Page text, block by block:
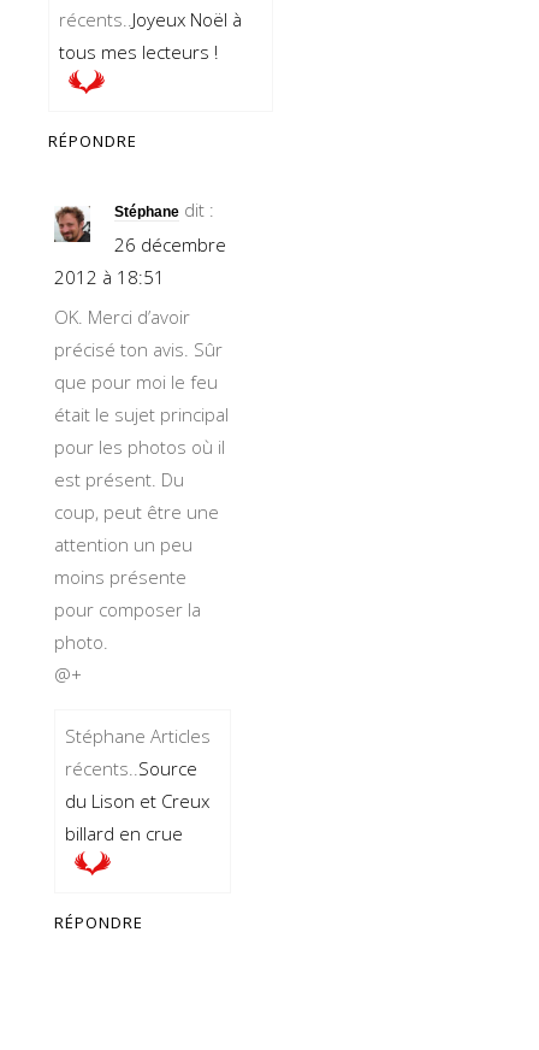
récents..Joyeux Noël à
tous mes lecteurs !
RÉPONDRE
Stéphane dit :
26 décembre
2012 à 18:51
OK. Merci d’avoir
précisé ton avis. Sûr
que pour moi le feu
était le sujet principal
pour les photos où il
est présent. Du
coup, peut être une
attention un peu
moins présente
pour composer la
photo.
@+
Stéphane Articles
récents..Source
du Lison et Creux
billard en crue
RÉPONDRE